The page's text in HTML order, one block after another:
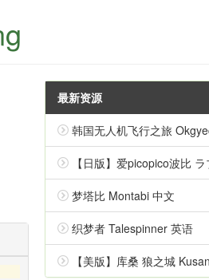
最新资源
韩国无人机飞行之旅 Okgyecheon Korean Drone Flying Tour
【日版】爱picopico波比 ラブピカルポッピ
梦塔比 Montabi 中文
织梦者 Talespinner 英语
【美版】库桑 狼之城 Kusan: City of